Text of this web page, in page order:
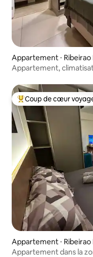
Appartement ⋅
Appartement,
Coups de cœur
Coup de cœur
Appartement ⋅
Appartement dans la